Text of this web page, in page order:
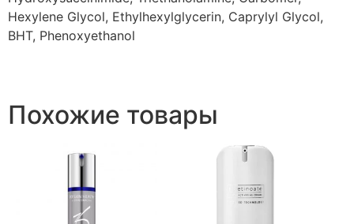
Hexylene Glycol, Ethylhexylglycerin, Caprylyl Glycol,
BHT, Phenoxyethanol
Похожие товары